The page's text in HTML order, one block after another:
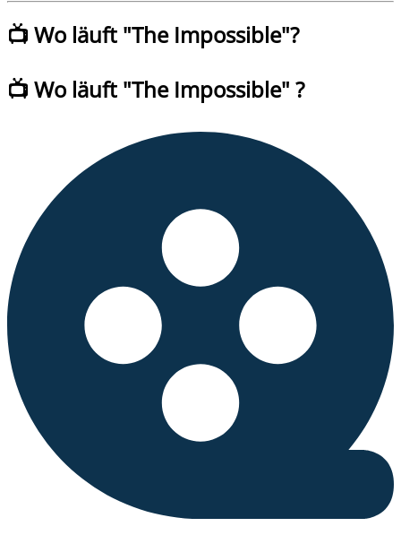
📺 Wo läuft "The Impossible"?
📺 Wo läuft "The Impossible" ?